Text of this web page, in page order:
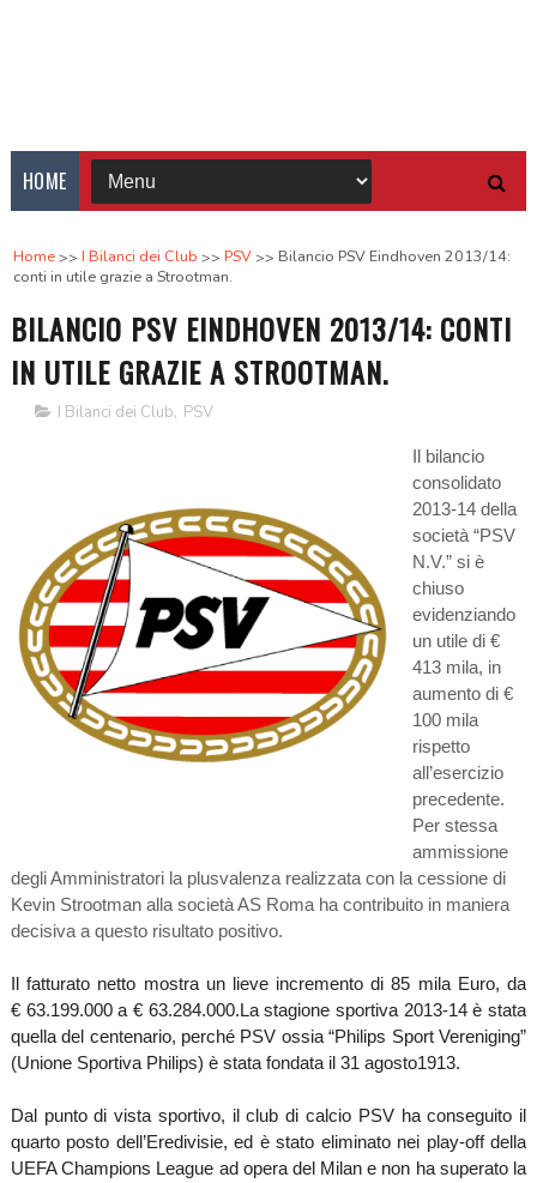
HOME
Home I Bilanci dei Club PSV
Bilancio PSV Eindhoven 2013/14:
conti in utile grazie a Strootman.
BILANCIO PSV EINDHOVEN 2013/14: CONTI
IN UTILE GRAZIE A STROOTMAN.
I Bilanci dei Club, PSV
Il bilancio
consolidato
2013-14 della
società “PSV
N.V.” si è
chiuso
evidenziando
un utile di €
413 mila, in
aumento di €
100 mila
rispetto
all’esercizio
precedente.
Per stessa
ammissione
degli Amministratori la plusvalenza realizzata con la cessione di
Kevin Strootman alla società AS Roma ha contribuito in maniera
decisiva a questo risultato positivo.
Il fatturato netto mostra un lieve incremento di 85 mila Euro, da
€ 63.199.000 a € 63.284.000.La stagione sportiva 2013-14 è stata
quella del centenario, perché PSV ossia “Philips Sport Vereniging”
(Unione Sportiva Philips) è stata fondata il 31 agosto1913.
Dal punto di vista sportivo, il club di calcio PSV ha conseguito il
quarto posto dell’Eredivisie, ed è stato eliminato nei play-off della
UEFA Champions League ad opera del Milan e non ha superato la